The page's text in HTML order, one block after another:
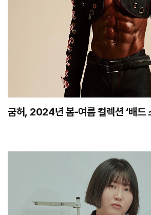
굼허, 2024년 봄-여름 컬렉션 ‘배드